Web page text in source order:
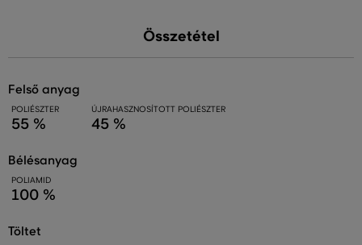
Összetétel
felső anyag
POLIÉSZTER
55 %
ÚJRAHASZNOSÍTOTT POLIÉSZTER
45 %
bélésanyag
POLIAMID
100 %
töltet